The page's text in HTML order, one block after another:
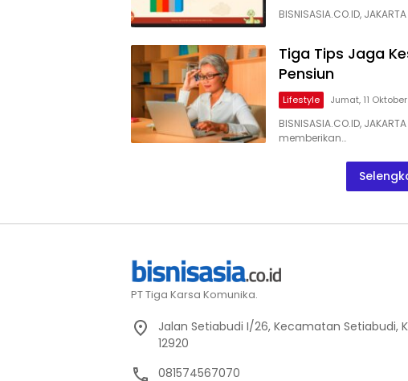
BISNISASIA.CO.ID,
Tiga Tips Jaga
Pensiun
Lifestyle Jumat, 11
BISNISASIA.CO.ID,
memberikan…
PT Tiga Karsa Komunika.
Jalan Setiabudi I/26, Kecamatan Setiabudi,
12920
081574567070